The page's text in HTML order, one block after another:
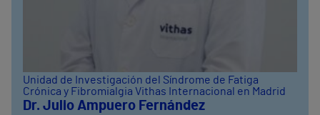
Unidad de Investigación del Síndrome de Fatiga
Crónica y Fibromialgia Vithas Internacional en Madrid
Dr. Julio Ampuero Fernández